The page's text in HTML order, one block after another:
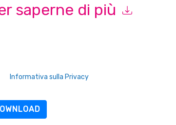
saperne di più
Informativa sulla Privacy.In caso di ulteriori